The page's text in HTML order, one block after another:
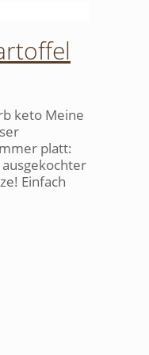
keto Meine
platt:
Einfach